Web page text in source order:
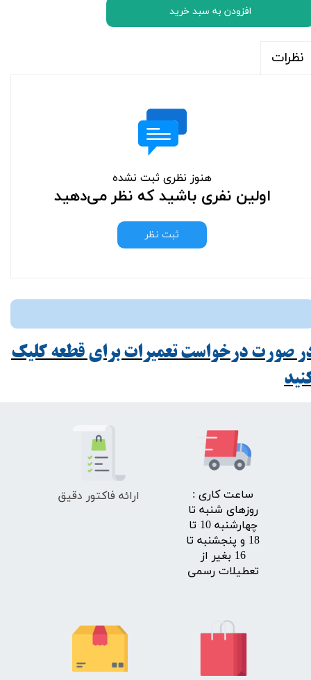
افزودن به سبد خرید
نظرات
هنوز نظری ثبت نشده
اولین نفری باشید که نظر می‌دهید
ثبت نظر
صورت درخواست تعمیرات برای قطعه کلیک
​ساعت کاری :
روزهای شنبه تا
چهارشنبه 10 تا
18 و پنجشنبه تا
16 بغیر از
تعطیلات رسمی
ارائه فاکتور دقیق